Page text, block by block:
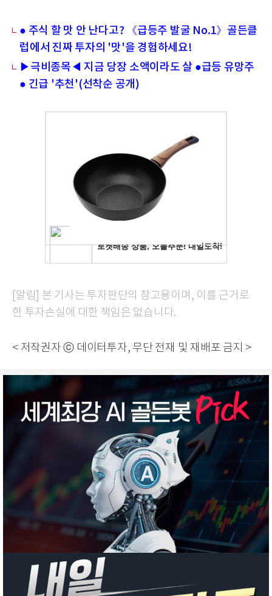
● 주식 할 맛 안 난다고? 《급등주 발굴 No.1》골든클
럽에서 진짜 투자의 '맛'을 경험하세요!
▶극비종목◀ 지금 당장 소액이라도 살 ●급등 유망주
● 긴급 '추천'(선착순 공개)
[알림] 본 기사는 투자판단의 참고용이며, 이를 근거로
한 투자손실에 대한 책임은 없습니다.
< 저작권자 ⓒ 데이터투자, 무단 전재 및 재배포 금지 >